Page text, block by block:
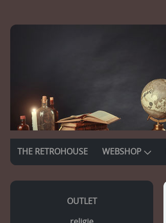
THE RETROHOUSE WEBSHOP
OUTLET